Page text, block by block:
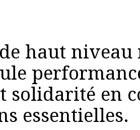
haut niveau
solidarité en
essentielles.